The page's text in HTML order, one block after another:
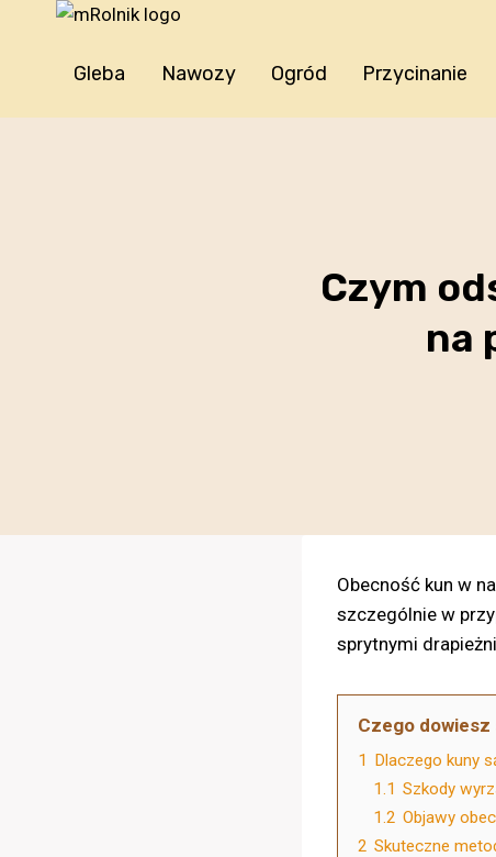
Przejdź
Gleba Nawozy Ogród Przycinanie
Czym
na
Obecność kun w
szczególnie w
sprytnymi
Czego dowiesz
1 Dlaczego kuny
1.1 Szkody
1.2 Objawy
2 Skuteczne